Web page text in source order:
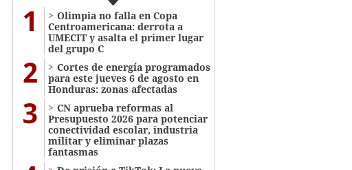
1
Olimpia no falla en Copa
Centroamericana: derrota a
UMECIT y asalta el primer lugar
del grupo C
2
Cortes de energía programados
para este jueves 6 de agosto en
Honduras: zonas afectadas
3
CN aprueba reformas al
Presupuesto 2026 para potenciar
conectividad escolar, industria
militar y eliminar plazas
fantasmas